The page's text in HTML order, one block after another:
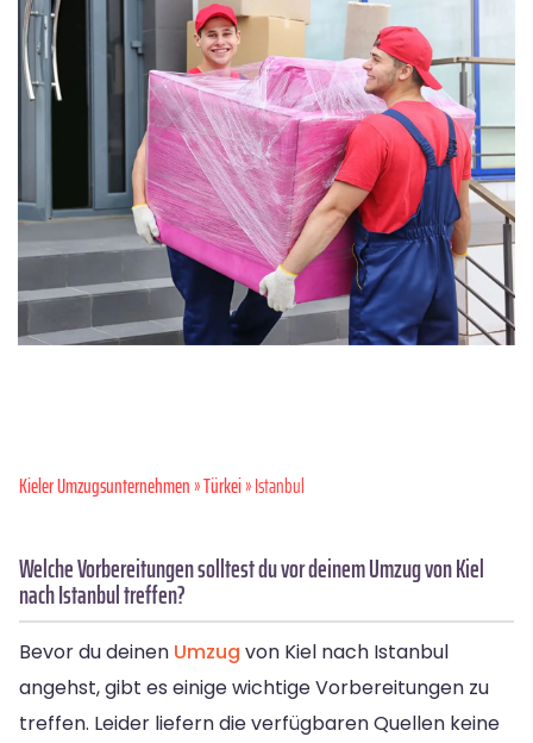
Kieler Umzugsunternehmen»Türkei» Istanbul
Welche Vorbereitungen solltest du vor deinem Umzug von Kiel
nach Istanbul treffen?
Bevor du deinen Umzug von Kiel nach Istanbul
angehst, gibt es einige wichtige Vorbereitungen zu
treffen. Leider liefern die verfügbaren Quellen keine